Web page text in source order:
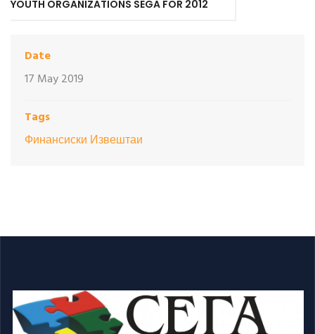
YOUTH ORGANIZATIONS SEGA FOR 2012
Date
17 May 2019
Tags
Финансиски Извештаи